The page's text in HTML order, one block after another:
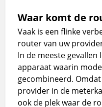
Waar komt de
Vaak is een flinke
router van uw
In de meeste gevallen
apparaat waarin
gecombineerd.
provider in de
ook de plek waar de